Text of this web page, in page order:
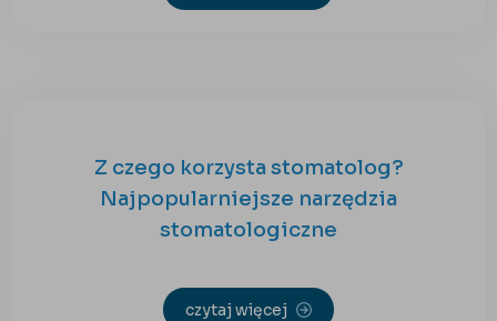
Z czego korzysta stomatolog?
Najpopularniejsze narzędzia
stomatologiczne
czytaj więcej